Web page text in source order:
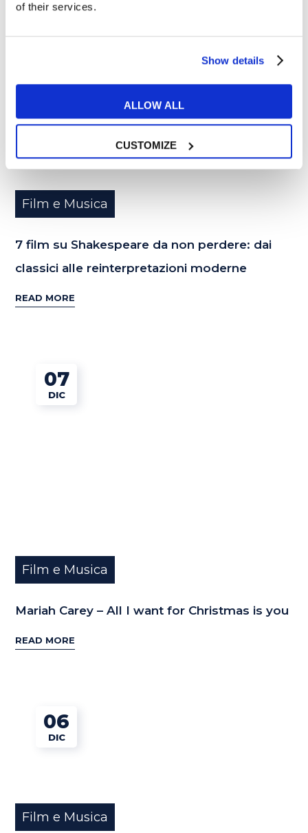
of their services.
Show details
ALLOW ALL
CUSTOMIZE
04
Film e Musica
7 film su Shakespeare da non perdere: dai
classici alle reinterpretazioni moderne
READ MORE
07
DIC
Film e Musica
Mariah Carey – All I want for Christmas is you
READ MORE
06
DIC
Film e Musica